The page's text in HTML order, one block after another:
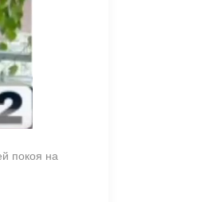
покоя на